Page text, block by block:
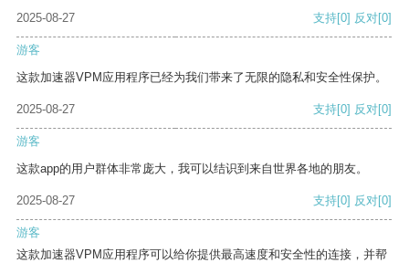
2025-08-27
支持[0] 反对[0]
游客
这款加速器VPM应用程序已经为我们带来了无限的隐私和安全性保护。
2025-08-27 支持[0] 反对[0]
游客
这款app的用户群体非常庞大，我可以结识到来自世界各地的朋友。
2025-08-27 支持[0] 反对[0]
游客
这款加速器VPM应用程序可以给你提供最高速度和安全性的连接，并帮